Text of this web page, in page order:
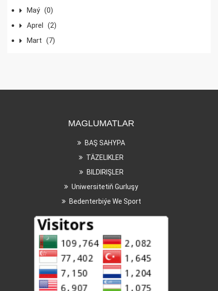
Maý (0)
Aprel (2)
Mart (7)
MAGLUMATLAR
BAŞ SAHYPA
TÄZELIKLER
BILDIRIŞLER
Uniwersitetiň Gurluşy
Bedenterbiýe We Sport